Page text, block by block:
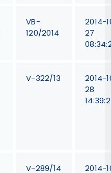
VB-
120/2014
2014-
27
V-322/13
2014-
28
V-289/14
2014-